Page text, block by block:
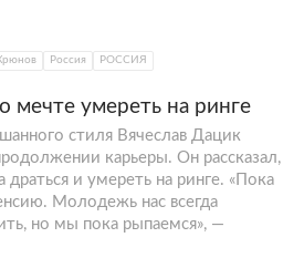
Россия РОССИЯ
мечте умереть на ринге
стиля Вячеслав Дацик
карьеры. Он рассказал,
и умереть на ринге. «Пока
Молодежь нас всегда
но мы пока рыпаемся», —